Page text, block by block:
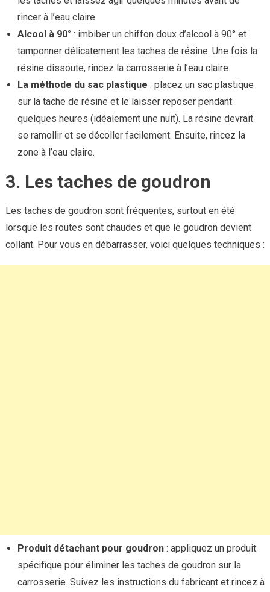
rincer à l’eau claire.
Alcool à 90° : imbiber un chiffon doux d’alcool à 90° et
tamponner délicatement les taches de résine. Une fois la
résine dissoute, rincez la carrosserie à l’eau claire.
La méthode du sac plastique : placez un sac plastique
sur la tache de résine et le laisser reposer pendant
quelques heures (idéalement une nuit). La résine devrait
se ramollir et se décoller facilement. Ensuite, rincez la
zone à l’eau claire.
3. Les taches de goudron
Les taches de goudron sont fréquentes, surtout en été
lorsque les routes sont chaudes et que le goudron devient
collant. Pour vous en débarrasser, voici quelques techniques :
Produit détachant pour goudron: appliquez un produit
spécifique pour éliminer les taches de goudron sur la
carrosserie. Suivez les instructions du fabricant et rincez à